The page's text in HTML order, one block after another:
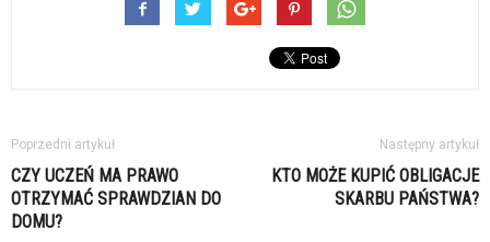
Poprzedni artykuł
CZY UCZEŃ MA PRAWO
OTRZYMAĆ SPRAWDZIAN DO
DOMU?
Następny artykuł
KTO MOŻE KUPIĆ OBLIGACJE
SKARBU PAŃSTWA?